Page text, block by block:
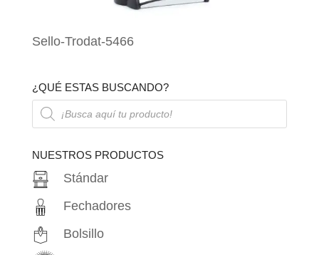
Sello-Trodat-5466
¿QUÉ ESTAS BUSCANDO?
Búsqueda
de
productos
NUESTROS PRODUCTOS
Stándar
Fechadores
Bolsillo